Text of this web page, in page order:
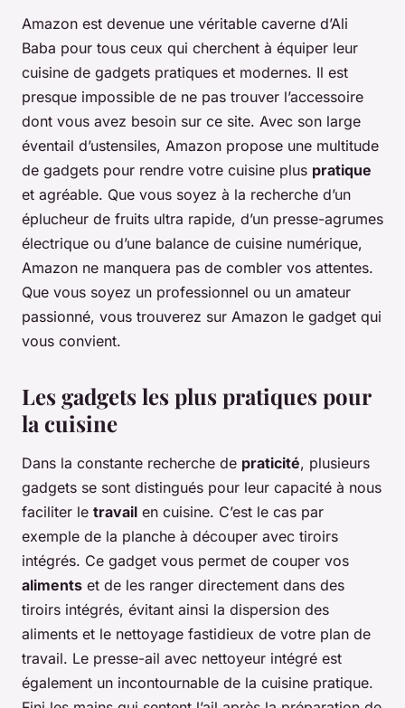
Amazon est devenue une véritable caverne d’Ali
Baba pour tous ceux qui cherchent à équiper leur
cuisine de gadgets pratiques et modernes. Il est
presque impossible de ne pas trouver l’accessoire
dont vous avez besoin sur ce site. Avec son large
éventail d’ustensiles, Amazon propose une multitude
de gadgets pour rendre votre cuisine plus pratique
et agréable. Que vous soyez à la recherche d’un
éplucheur de fruits ultra rapide, d’un presse-agrumes
électrique ou d’une balance de cuisine numérique,
Amazon ne manquera pas de combler vos attentes.
Que vous soyez un professionnel ou un amateur
passionné, vous trouverez sur Amazon le gadget qui
vous convient.
Les gadgets les plus pratiques pour
la cuisine
Dans la constante recherche de praticité, plusieurs
gadgets se sont distingués pour leur capacité à nous
faciliter le travail en cuisine. C’est le cas par
exemple de la planche à découper avec tiroirs
intégrés. Ce gadget vous permet de couper vos
aliments et de les ranger directement dans des
tiroirs intégrés, évitant ainsi la dispersion des
aliments et le nettoyage fastidieux de votre plan de
travail. Le presse-ail avec nettoyeur intégré est
également un incontournable de la cuisine pratique.